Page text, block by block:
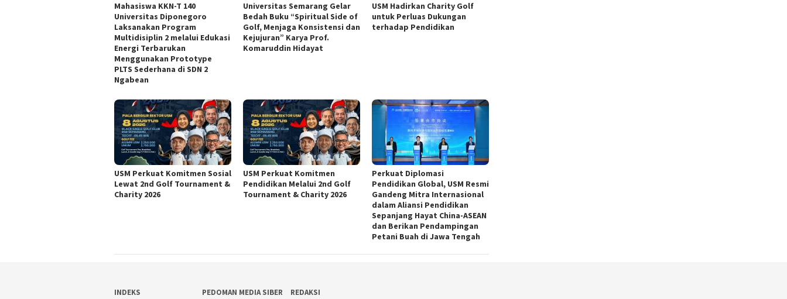
Mahasiswa KKN-T 140
Universitas Diponegoro
Laksanakan Program
Multidisiplin 2 melalui Edukasi
Energi Terbarukan
Menggunakan Prototype
PLTS Sederhana di SDN 2
Ngabean
Universitas Semarang Gelar
Bedah Buku “Spiritual Side of
Golf, Menjaga Konsistensi dan
Kejujuran” Karya Prof.
Komaruddin Hidayat
USM Hadirkan Charity Golf
untuk Perluas Dukungan
terhadap Pendidikan
USM Perkuat Komitmen Sosial
Lewat 2nd Golf Tournament &
Charity 2026
USM Perkuat Komitmen
Pendidikan Melalui 2nd Golf
Tournament & Charity 2026
Perkuat Diplomasi
Pendidikan Global, USM Resmi
Gandeng Mitra Internasional
dalam Aliansi Pendidikan
Sepanjang Hayat China-ASEAN
dan Berikan Pendampingan
Petani Buah di Jawa Tengah
INDEKS PEDOMAN MEDIA SIBER REDAKSI